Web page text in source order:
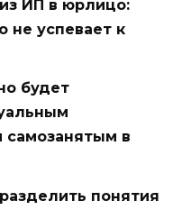
ИП в юрлицо:
не успевает к
будет
в
понятия